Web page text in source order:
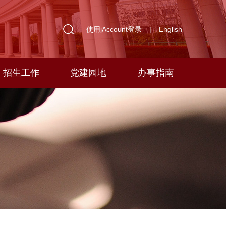
使用jAccount登录 | English
招生工作 党建园地 办事指南